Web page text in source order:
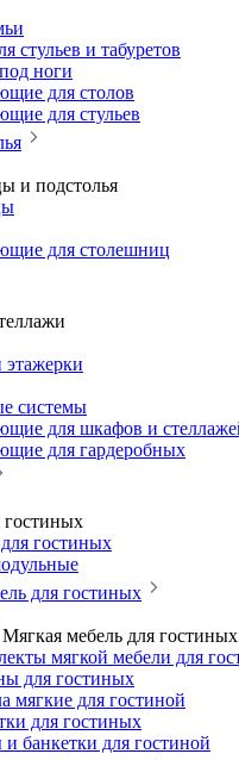
стульев и табуретов
ноги
для столов
для стульев
и подстолья
для столешниц
системы
для шкафов и
для гардеробных
гостиных
гостиных
для гостиных
Мягкая мебель для гостиных
мягкой мебели для
для гостиных
мягкие для гостиной
для гостиных
банкетки для гостиной